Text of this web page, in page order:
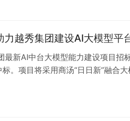
力越秀集团建设AI大模型平
最新AI中台大模型能力建设项目招
。项目将采用商汤“日日新”融合大